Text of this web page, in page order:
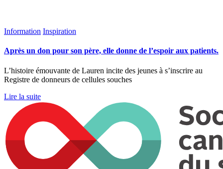
Information Inspiration
Après un don pour son père, elle donne de l’espoir aux patients.
L’histoire émouvante de Lauren incite des jeunes à s’inscrire au
Registre de donneurs de cellules souches
Lire la suite